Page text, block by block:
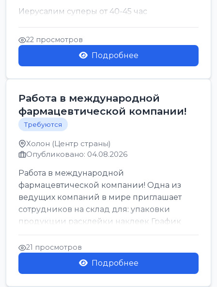
Иерусалим суперы от 40-45 час
22 просмотров
Подробнее
Работа в международной
фармацевтической компании!
Требуются
Холон (Центр страны)
Опубликовано: 04.08.2026
Работа в международной
фармацевтической компании! Одна из
ведущих компаний в мире приглашает
сотрудников на склад для: упаковки
продукции расклейки наклеек График
работы: с 7:00 до 16:00 Оплата: 38 в ...
21 просмотров
Подробнее